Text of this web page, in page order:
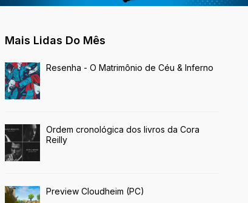
Mais Lidas Do Mês
Resenha - O Matrimônio de Céu & Inferno
Ordem cronológica dos livros da Cora
Reilly
Preview Cloudheim (PC)